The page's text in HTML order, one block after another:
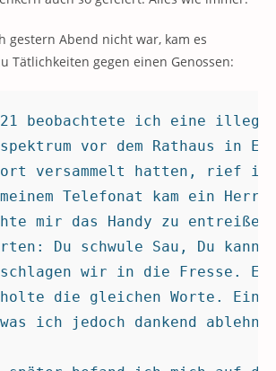
gestern Abend nicht war, kam es
Tätlichkeiten gegen einen Genossen:
beobachtete ich eine
vor dem Rathaus in
versammelt hatten, rief
meinem Telefonat kam ein
mir das Handy zu entreißen
Du schwule Sau, Du
schlagen wir in die Fresse.
die gleichen Worte.
was ich jedoch dankend